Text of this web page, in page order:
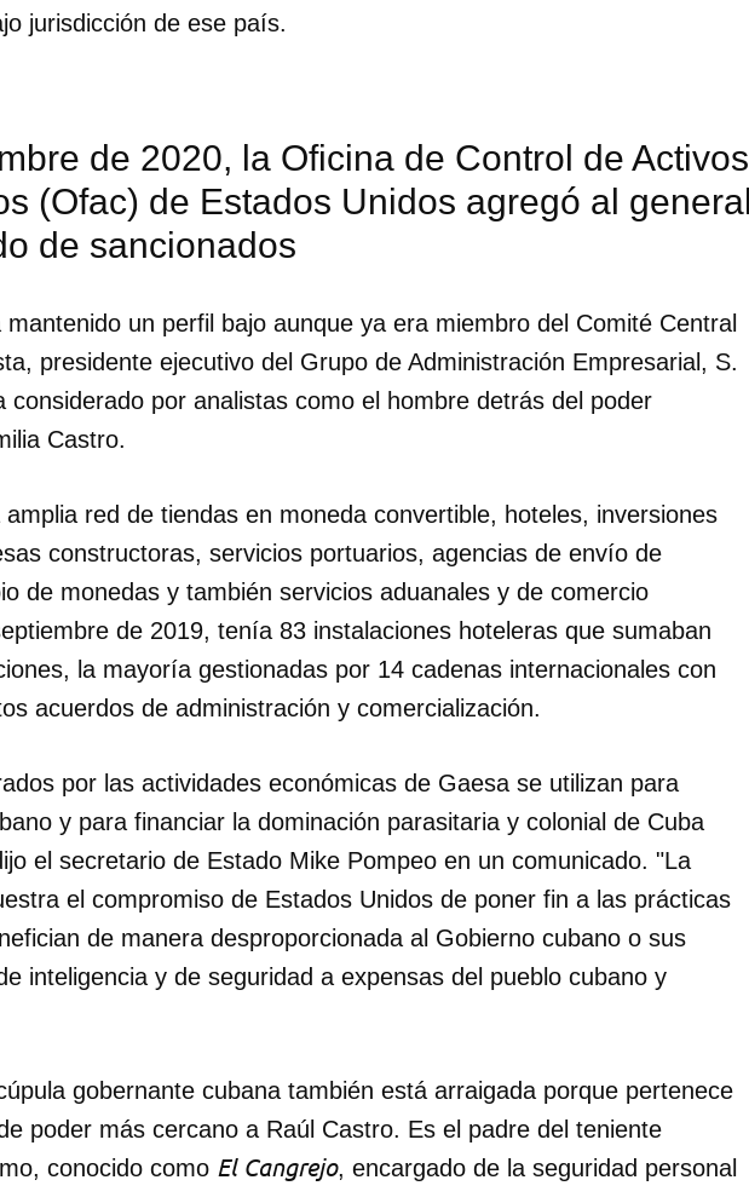
jurisdicción de ese país.
de 2020, la Oficina de Control de Activos
(Ofac) de Estados Unidos agregó al general
de sancionados
un perfil bajo aunque ya era miembro del Comité Central
presidente ejecutivo del Grupo de Administración Empresarial, S.
considerado por analistas como el hombre detrás del poder
Castro.
red de tiendas en moneda convertible, hoteles, inversiones
constructoras, servicios portuarios, agencias de envío de
de monedas y también servicios aduanales y de comercio
de 2019, tenía 83 instalaciones hoteleras que sumaban
la mayoría gestionadas por 14 cadenas internacionales con
acuerdos de administración y comercialización.
por las actividades económicas de Gaesa se utilizan para
y para financiar la dominación parasitaria y colonial de Cuba
el secretario de Estado Mike Pompeo en un comunicado. "La
el compromiso de Estados Unidos de poner fin a las prácticas
de manera desproporcionada al Gobierno cubano o sus
inteligencia y de seguridad a expensas del pueblo cubano y
gobernante cubana también está arraigada porque pertenece
poder más cercano a Raúl Castro. Es el padre del teniente
conocido como El Cangrejo, encargado de la seguridad personal